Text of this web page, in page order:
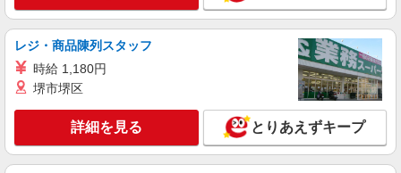
千葉県市川市妙典5-3-1 1番街1Fイオン内
キープ 詳細を見る
アルバイト パート
カウンター・キッチンスタッフ ＜優先募集日
時＞土日祝 17:00〜21:00
時給1250円
レジ・商品陳列スタッフ
時給 1,180円
堺市堺区
詳細を見る とりあえずキープ